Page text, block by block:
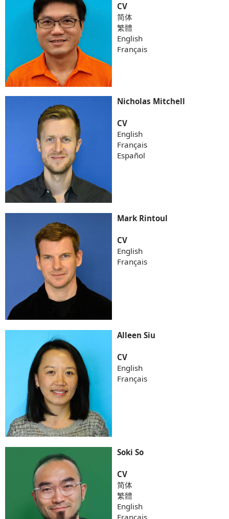
CV
简体
繁體
English
Français
Nicholas Mitchell
CV
English
Français
Español
Mark Rintoul
CV
English
Français
Alleen Siu
CV
English
Français
Soki So
CV
简体
繁體
English
Français